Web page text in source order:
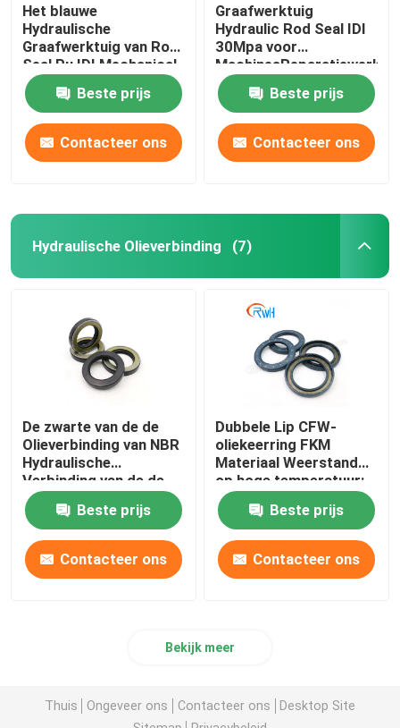
Het blauwe
Hydraulische
Graafwerktuig van Rod
Seal Pu IDI Mechanical
Oil Seal For
Beste prijs
Contacteer ons
Graafwerktuig
Hydraulic Rod Seal IDI
30Mpa voor
Beste prijs
Contacteer ons
Hydraulische Olieverbinding (7)
De zwarte van de de
Olieverbinding van NBR
Hydraulische
Verbinding van de de
Hoge druk40mpa Tcn
Olie
Beste prijs
Contacteer ons
Dubbele Lip CFW-
oliekeerring FKM
Materiaal Weerstand
op hoge temperatuur:
Beste prijs
Contacteer ons
Bekijk meer
Thuis Ongeveer ons Contacteer ons
Desktop Site